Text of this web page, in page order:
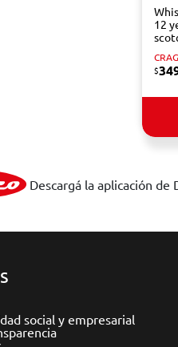
12
$
Descargá la aplicación de
social y empresarial